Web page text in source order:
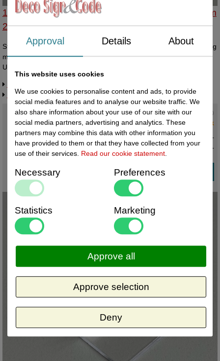
14332520 - Standaard transp 35x90mm slit 2.0mm
20st
Standaardje transparant afmeting bodemmaat breed 35x90 mm lang
met sleufdikte 2mm voor prijskaartjes. Per zakje van 20 stuks.
Universeelstandaardje, kaarthoudertje.
Related products
Current status:
1 in stock
€ 14,80 excl. VAT
€ 17,91
incl. VAT
Approval Details About
This website uses cookies
We use cookies to personalise content and ads, to provide
social media features and to analyse our website traffic. We
also share information about your use of our site with our
social media partners, advertising and analytics. These
partners may combine this data with other information you
have provided to them or that they have collected from your
use of their services. Read our cookie statement
Necessary Preferences
Statistics Marketing
Deny
Approve selection
Approve all